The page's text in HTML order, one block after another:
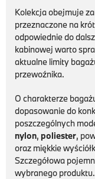
Kolekcja obejmuje
przeznaczone na
odpowiednie do
kabinowej warto
aktualne limity
przewoźnika.
O charakterze
dopasowanie do
poszczególnych
nylon, poliester,
oraz miękkie
Szczegółowa
wybranego produktu.